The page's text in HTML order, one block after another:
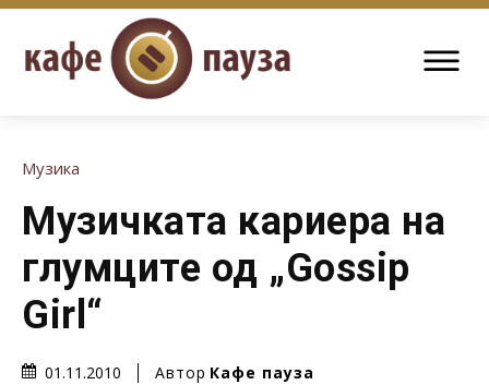
Музика
Музичката кариера на
глумците од „Gossip
Girl“
01.11.2010 Автор Кафе пауза